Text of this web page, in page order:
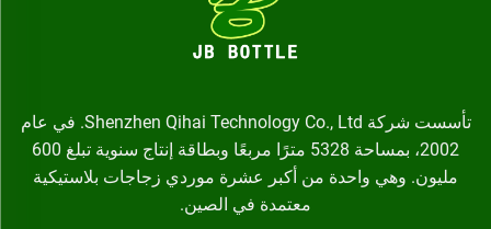
تأسست شركة Shenzhen Qihai Technology Co., Ltd. في عام
2002، بمساحة 5328 مترًا مربعًا وبطاقة إنتاج سنوية تبلغ 600
مليون. وهي واحدة من أكبر عشرة موردي زجاجات بلاستيكية
معتمدة في الصين.